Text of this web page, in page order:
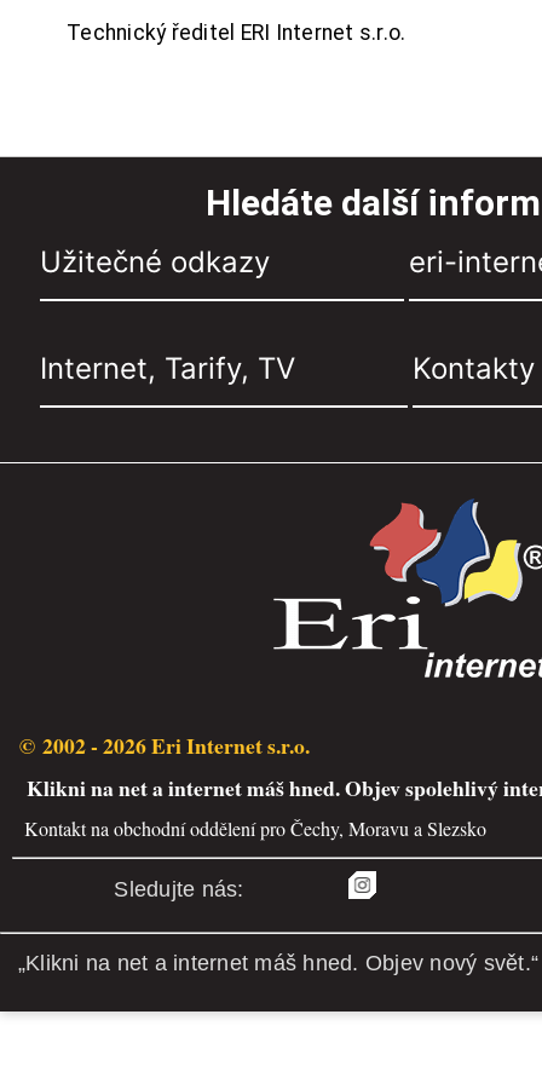
Technický ředitel ERI Internet s.r.o.
Hledáte další
Užitečné odkazy eri-
Internet, Tarify, TV Kontakty
© 2002 - 2026 Eri Internet s.r.o.
Klikni na net a internet máš hned. Objev spolehlivý
Kontakt na obchodní oddělení pro Čechy, Moravu a Slezsko
Sledujte nás:
„Klikni na net a internet máš hned. Objev nový svět.“